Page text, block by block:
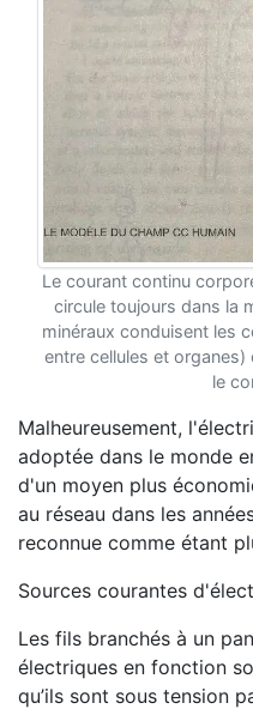
Le courant continu
circule toujours dans la
minéraux conduisent les
entre cellules et
le
Malheureusement,
adoptée dans le monde
d'un moyen plus
au réseau dans les
reconnue comme étant
Sources courantes
Les fils branchés à un
électriques en fonction
qu’ils sont sous tension